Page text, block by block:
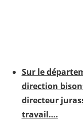
Sur le
direction
directeur
travail….